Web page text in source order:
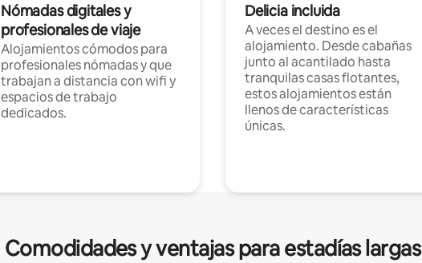
Nómadas digitales y
profesionales de viaje
Alojamientos cómodos para
profesionales nómadas y que
trabajan a distancia con wifi y
espacios de trabajo
dedicados.
Delicia incluida
A veces el destino es el
alojamiento. Desde cabañas
junto al acantilado hasta
tranquilas casas flotantes,
estos alojamientos están
llenos de características
únicas.
Comodidades y ventajas para estadías largas